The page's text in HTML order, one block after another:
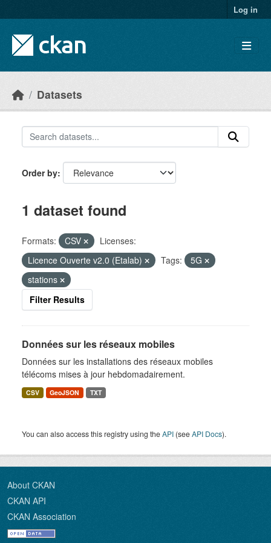
Log in
Datasets
Order by
1 dataset found
Formats: CSV
Licenses:
Licence Ouverte v2.0 (Etalab)
Tags:
5G
stations
Filter Results
Données sur les réseaux mobiles
Données sur les installations des réseaux mobiles
télécoms mises à jour hebdomadairement.
CSV GeoJSON TXT
You can also access this registry using theAPI (seeAPI Docs).
About CKAN
CKAN API
CKAN Association